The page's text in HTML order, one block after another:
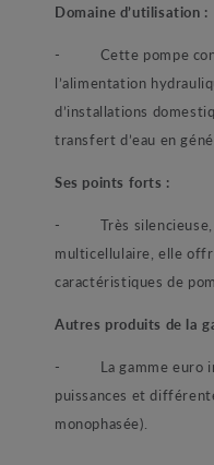
Domaine d’utilisation :
- Cette pompe
l’alimentation
d’installations
transfert d’eau en
Ses points forts :
- Très silencieuse,
multicellulaire, elle
caractéristiques de
Autres produits de la
- La gamme euro
puissances et
monophasée).